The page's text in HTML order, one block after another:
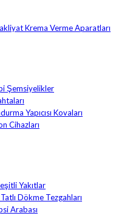
Krema Verme Aparatları
Şemsiyelikler
Yapıcısı Kovaları
Cihazları
Yakıtlar
Dökme Tezgahları
Arabası